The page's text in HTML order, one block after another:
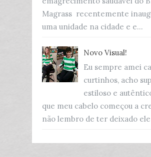
Magrass recentemente
uma unidade na cidade e e...
Novo Visual!
Eu sempre amei
curtinhos, acho
estiloso e
que meu cabelo começou a
não lembro de ter deixado